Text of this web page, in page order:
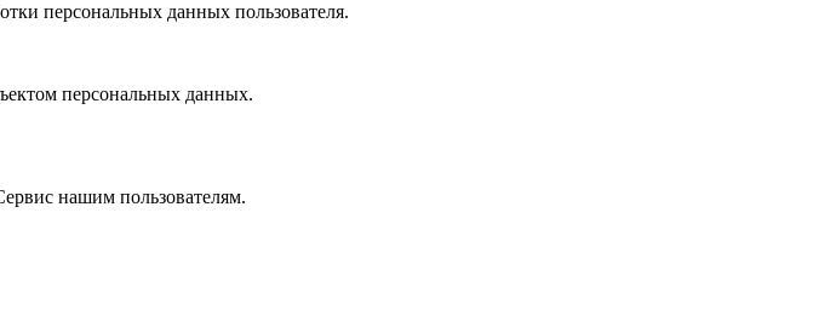
персональных данных пользователя.
персональных данных.
нашим пользователям.